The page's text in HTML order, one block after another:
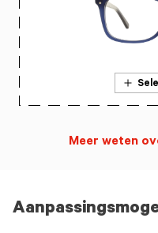
Meer weten